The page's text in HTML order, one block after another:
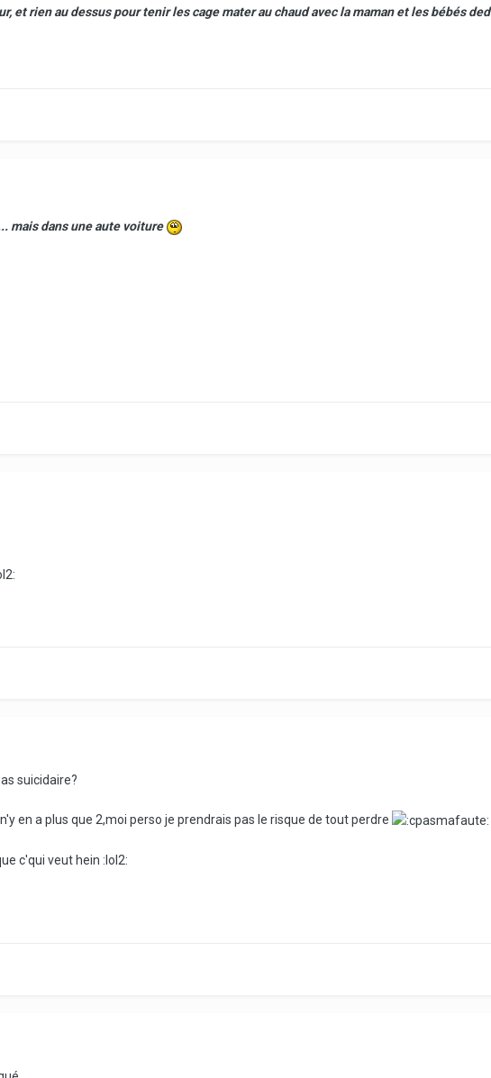
et rien au dessus pour tenir les cage mater au chaud avec la maman et les bébés
mais dans une aute voiture
suicidaire?
en a plus que 2,moi perso je prendrais pas le risque de tout perdre
c'qui veut hein :lol2: